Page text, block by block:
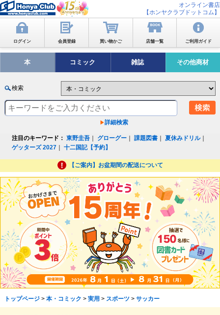
オンライン書店
【ホンヤクラブドットコム】
ログイン 会員登録 買い物かご 店舗一覧 ご利用ガイド
本 コミック 雑誌 その他商材
検索
詳細検索
注目のキーワード： 東野圭吾 グローグー ｜課題図書 ｜夏休みドリル｜
ゲッターズ 2027 ｜十二国記【予約】
【ご案内】お盆期間の配送について
トップページ> 本・コミック > 実用 > スポーツ> サッカー